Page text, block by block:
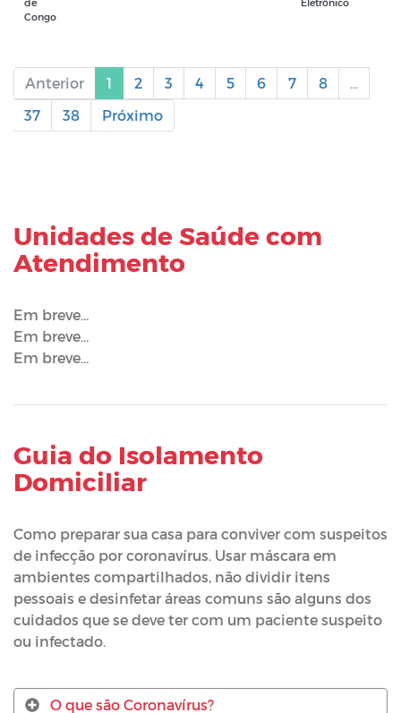
Unidades de Saúde com
Atendimento
Em breve...
Em breve...
Em breve...
Guia do Isolamento
Domiciliar
Como preparar sua casa para conviver com suspeitos
de infecção por coronavírus. Usar máscara em
ambientes compartilhados, não dividir itens
pessoais e desinfetar áreas comuns são alguns dos
cuidados que se deve ter com um paciente suspeito
ou infectado.
O que são Coronavírus?